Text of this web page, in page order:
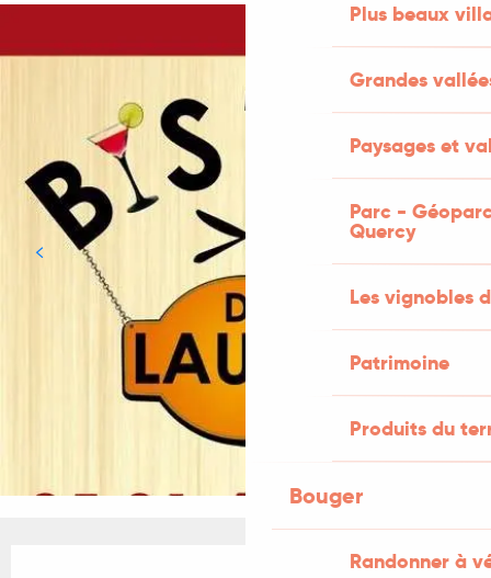
Plus beaux
Grandes
Paysages et
Parc -
Quercy
Les vignobles
Patrimoine
Produits du
Bouger
Randonner à
Ouverture et coordonnées